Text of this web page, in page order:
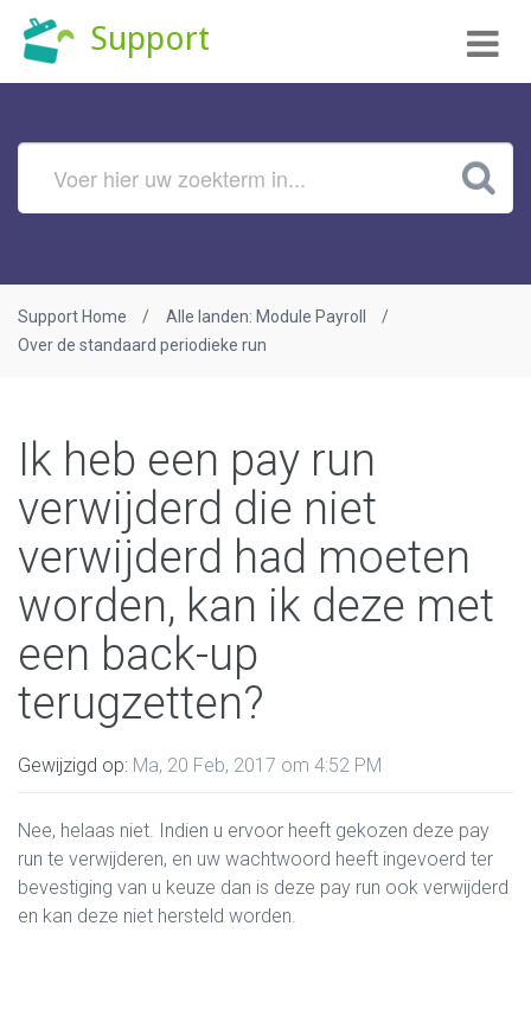
Support
Support Home
Alle landen: Module Payroll
Over de standaard periodieke run
Ik heb een pay run
verwijderd die niet
verwijderd had moeten
worden, kan ik deze met
een back-up
terugzetten?
Gewijzigd op: Ma, 20 Feb, 2017 om 4:52 PM
Nee, helaas niet. Indien u ervoor heeft gekozen deze pay
run te verwijderen, en uw wachtwoord heeft ingevoerd ter
bevestiging van u keuze dan is deze pay run ook verwijderd
en kan deze niet hersteld worden.